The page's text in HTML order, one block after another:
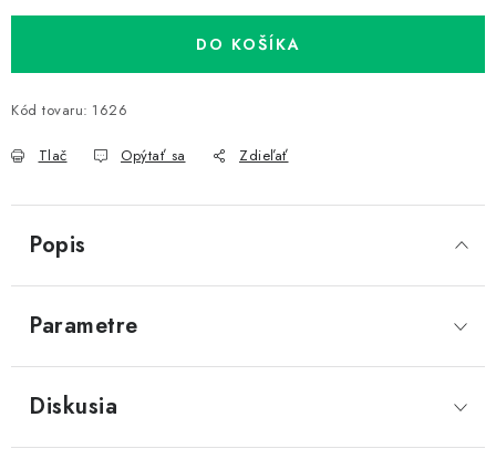
DO KOŠÍKA
Kód tovaru: 1626
Tlač Opýtať sa Zdieľať
Popis
Parametre
Diskusia